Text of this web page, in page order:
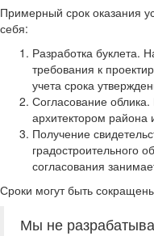
Примерный срок оказания
себя:
Разработка буклета.
требования к
учета срока
Согласование
архитектором района
Получение
градостроительного
согласования
Сроки могут быть
Мы не